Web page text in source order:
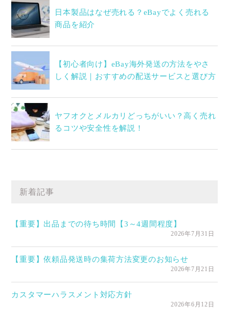
日本製品はなぜ売れる？eBayでよく売れる
商品を紹介
【初心者向け】eBay海外発送の方法をやさ
しく解説｜おすすめの配送サービスと選び方
ヤフオクとメルカリどっちがいい？高く売れ
るコツや安全性を解説！
新着記事
【重要】出品までの待ち時間【3～4週間程度】
2026年7月31日
【重要】依頼品発送時の集荷方法変更のお知らせ
2026年7月21日
カスタマーハラスメント対応方針
2026年6月12日